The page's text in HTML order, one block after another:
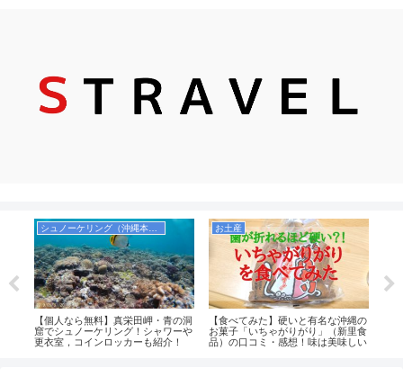
シュノーケリング（沖縄本島）
【個人なら無料】真栄田岬・青の洞
窟でシュノーケリング！シャワーや
更衣室，コインロッカーも紹介！
お土産
【食べてみた】硬いと有名な沖縄の
お菓子「いちゃがりがり」（新里食
品）の口コミ・感想！味は美味しい